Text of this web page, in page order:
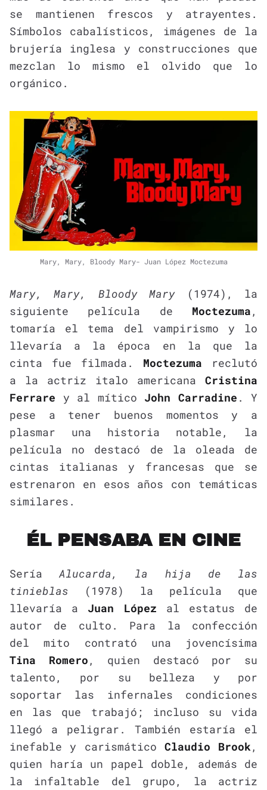
se mantienen frescos y atrayentes.
Símbolos cabalísticos, imágenes de la
brujería inglesa y construcciones que
mezclan lo mismo el olvido que lo
orgánico.
Mary, Mary, Bloody Mary- Juan López Moctezuma
Mary, Mary, Bloody Mary (1974), la
siguiente película de Moctezuma ,
tomaría el tema del vampirismo y lo
llevaría a la época en la que la
cinta fue filmada. Moctezuma reclutó
a la actriz italo americana Cristina
Ferrare y al mítico John Carradine . Y
pese a tener buenos momentos y a
plasmar una historia notable, la
película no destacó de la oleada de
cintas italianas y francesas que se
estrenaron en esos años con temáticas
similares.
ÉL PENSABA EN CINE
SeríaAlucarda, la hija de las
tinieblas (1978) la película que
llevaría a Juan López al estatus de
autor de culto. Para la confección
del mito contrató una jovencísima
Tina Romero , quien destacó por su
talento, por su belleza y por
soportar las infernales condiciones
en las que trabajó; incluso su vida
llegó a peligrar. También estaría el
inefable y carismático Claudio Brook,
quien haría un papel doble, además de
la infaltable del grupo, la actriz